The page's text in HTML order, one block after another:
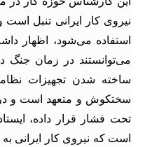
نیروی کار ایرانی تنبل
استفاده می‌شود، اظهار
می‌توانستند در زمان
ساخته شدن تجهیزات
سختکوش و متعهد است و در
تحت فشار قرار داده،
است که نیروی کار ایرانی